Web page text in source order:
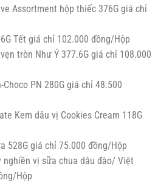
Assortment hộp thiếc 376G giá chỉ
Tết giá chỉ 102.000 đồng/Hộp
tròn Như Ý 377.6G giá chỉ 108.000
PN 280G giá chỉ 48.500
Kem dâu vị Cookies Cream 118G
528G giá chỉ 75.000 đồng/Hộp
nghiền vị sữa chua dâu đào/ Việt
Hộp